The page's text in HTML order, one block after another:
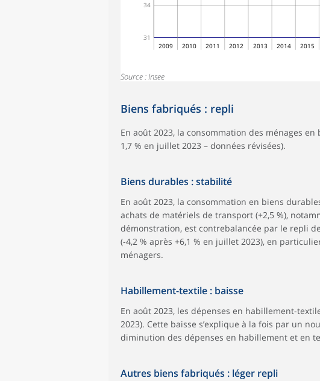
31
34
2009 2010 2011 2012 2013 2014 2015
Source : Insee
Biens fabriqués : repli
En août 2023, la consommation des ménages
1,7 % en juillet 2023 – données révisées).
Biens durables : stabilité
En août 2023, la consommation en biens
achats de matériels de transport (+2,5 %),
démonstration, est contrebalancée par le repli
(‑4,2 % après +6,1 % en juillet 2023), en
ménagers.
Habillement-textile : baisse
En août 2023, les dépenses en habillement-
2023). Cette baisse s’explique à la fois par un
diminution des dépenses en habillement et en
Autres biens fabriqués : léger repli